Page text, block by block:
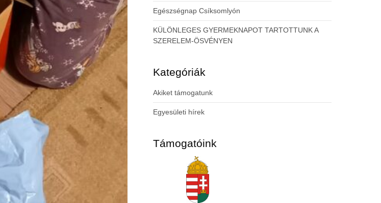
Egészségnap Csíksomlyón
KÜLÖNLEGES GYERMEKNAPOT TARTOTTUNK A
SZERELEM-ÖSVÉNYEN
Kategóriák
Akiket támogatunk
Egyesületi hírek
Támogatóink